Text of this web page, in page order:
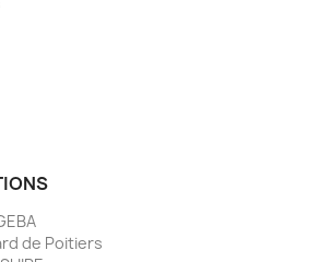
de Poitiers